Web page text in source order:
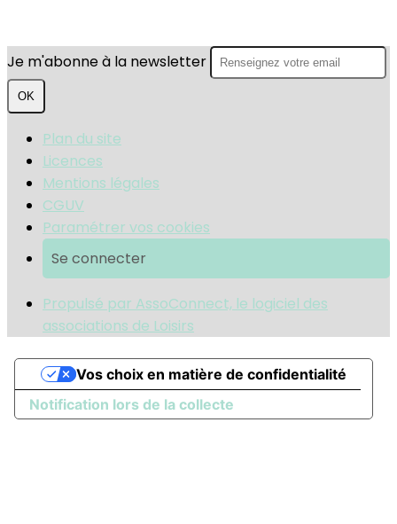
Je m'abonne à la newsletter
OK
Plan du site
Licences
Mentions légales
CGUV
Paramétrer vos cookies
Se connecter
Propulsé par AssoConnect, le logiciel des
associations de Loisirs
Notification lors de la collecte
Vos choix en matière de confidentialité